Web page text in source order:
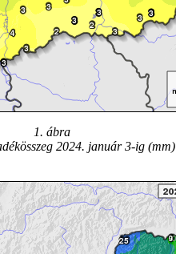
1. ábra
2024. január 3-ig (mm)